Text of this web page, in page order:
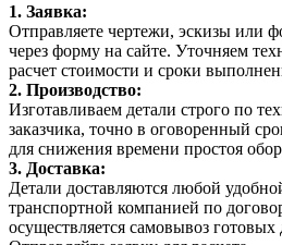
1. Заявка:
Отправляете чертежи, эскизы или
через форму на сайте. Уточняем
расчет стоимости и сроки
2. Производство:
Изготавливаем детали строго по
заказчика, точно в оговоренный
для снижения времени простоя
3. Доставка:
Детали доставляются любой
транспортной компанией по
осуществляется самовывоз готовых